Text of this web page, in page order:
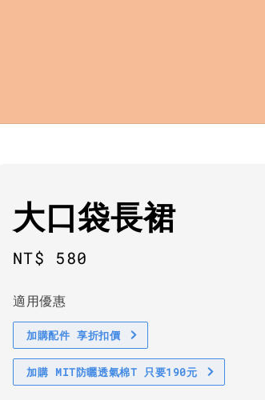
大口袋長裙
Regular
NT$ 580
適用優惠
加購配件 享折扣價
加購 MIT防曬透氣棉T 只要190元